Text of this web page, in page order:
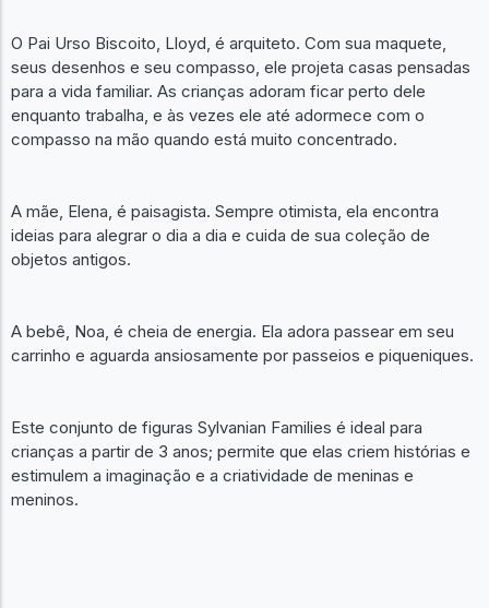
O Pai Urso Biscoito, Lloyd, é arquiteto. Com sua maquete,
seus desenhos e seu compasso, ele projeta casas pensadas
para a vida familiar. As crianças adoram ficar perto dele
enquanto trabalha, e às vezes ele até adormece com o
compasso na mão quando está muito concentrado.
A mãe, Elena, é paisagista. Sempre otimista, ela encontra
ideias para alegrar o dia a dia e cuida de sua coleção de
objetos antigos.
A bebê, Noa, é cheia de energia. Ela adora passear em seu
carrinho e aguarda ansiosamente por passeios e piqueniques.
Este conjunto de figuras Sylvanian Families é ideal para
crianças a partir de 3 anos; permite que elas criem histórias e
estimulem a imaginação e a criatividade de meninas e
meninos.